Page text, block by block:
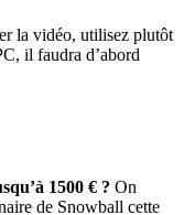
la vidéo, utilisez plutôt
il faudra d’abord
1500 € ? On
de Snowball cette